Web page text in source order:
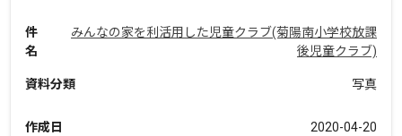
件
名
みんなの家を利活用した児童クラブ(菊陽南小学校放課
後児童クラブ)
資料分類 写真
作成日 2020-04-20